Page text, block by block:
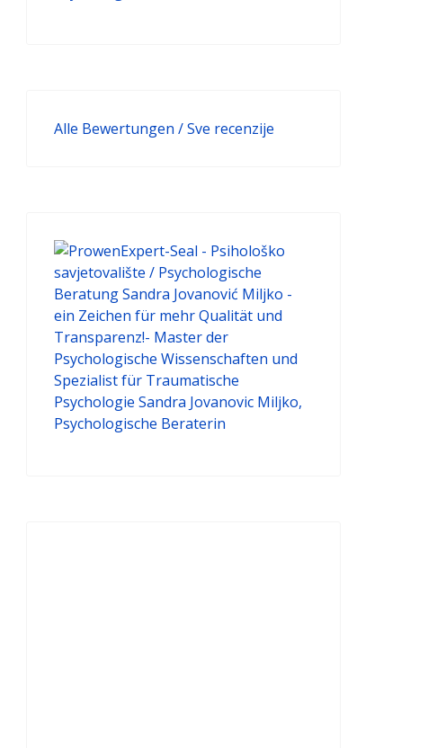
Alle Bewertungen / Sve recenzije